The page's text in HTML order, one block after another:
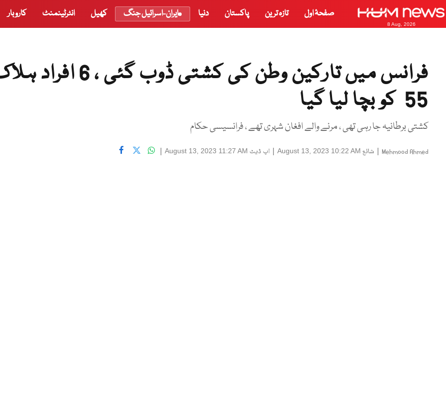
8 Aug, 2026
صفحۂ اول تازہ ترین پاکستان دنیا ایران-اسرائیل جنگ کھیل انٹرٹینمنٹ کاروبار
فرانس میں تارکین وطن کی کشتی ڈوب گئی ،
55 کو بچا لیا گیا
کشتی برطانیہ جا رہی تھی ، مرنے والے افغان شہری تھے ، فرانسیسی حکام
Mehmood Ahmed
| شائع August 13, 2023 10:22 AM
| اپ ڈیٹ August 13, 2023 11:27 AM
|